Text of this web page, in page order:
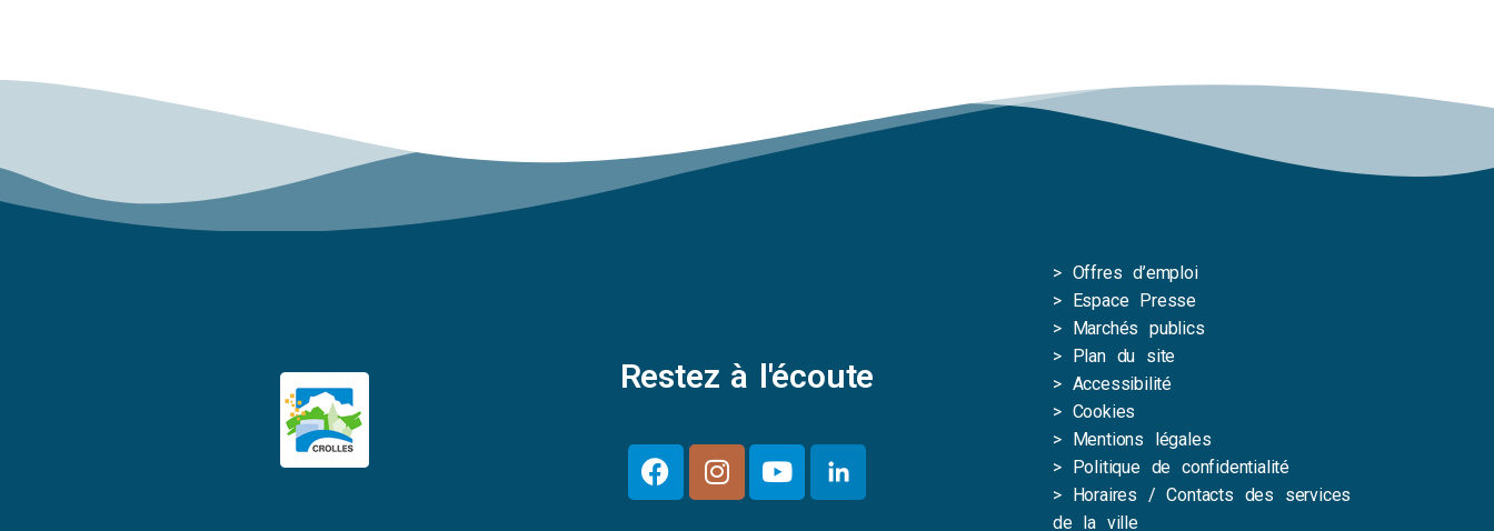
Restez à l'écoute
> Offres d’emploi
> Espace Presse
> Marchés publics
> Plan du site
> Accessibilité
> Cookies
> Mentions légales
> Politique de confidentialité
> Horaires / Contacts des services
de la ville